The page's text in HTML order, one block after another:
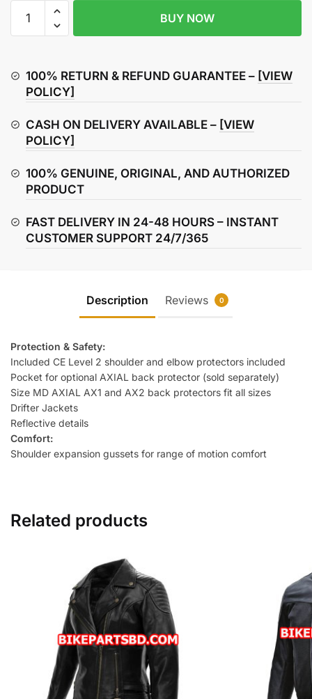
Jacket
quantity
BUY NOW
100% RETURN & REFUND GUARANTEE – [VIEW
POLICY]
CASH ON DELIVERY AVAILABLE – [VIEW
POLICY]
100% GENUINE, ORIGINAL, AND AUTHORIZED
PRODUCT
FAST DELIVERY IN 24-48 HOURS – INSTANT
CUSTOMER SUPPORT 24/7/365
Description Reviews 0
Protection & Safety:
Included CE Level 2 shoulder and elbow protectors included
Pocket for optional AXIAL back protector (sold separately)
Size MD AXIAL AX1 and AX2 back protectors fit all sizes
Drifter Jackets
Reflective details
Comfort:
Shoulder expansion gussets for range of motion comfort
Related products